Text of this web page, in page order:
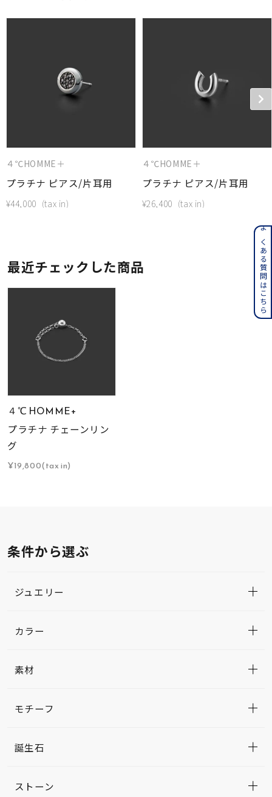
４℃HOMME＋
プラチナ ピアス/片耳用
¥44,000
４℃HOMME＋
プラチナ ピアス/片耳用
¥26,400
最近チェックした商品
４℃ HOMME+
プラチナ チェーンリン
グ
¥19,800(tax in)
条件から選ぶ
ジュエリー
カラー
素材
モチーフ
誕生石
ストーン
よくある質問はこちら